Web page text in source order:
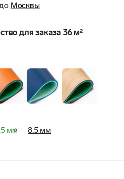
Москвы
для заказа 36 м²
мм 8.5 мм